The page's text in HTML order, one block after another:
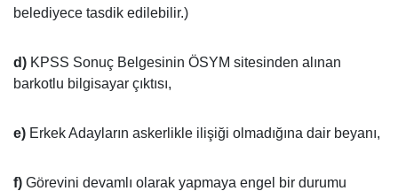
belediyece tasdik edilebilir.)
d) KPSS Sonuç Belgesinin ÖSYM sitesinden alınan
barkotlu bilgisayar çıktısı,
e) Erkek Adayların askerlikle ilişiği olmadığına dair beyanı,
f) Görevini devamlı olarak yapmaya engel bir durumu